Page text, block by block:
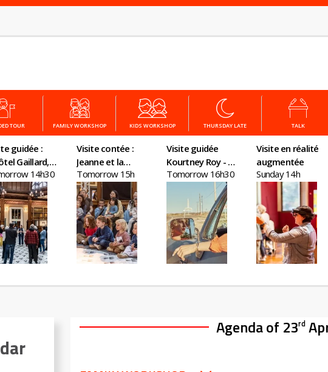
TOUR FAMILY WORKSHOP KIDS WORKSHOP THURSDAY LATE TALK
guidée :
Gaillard,
en
Paris
14h30
Visite contée :
Jeanne et la
quête du remède
magique
Tomorrow 15h
Visite guidée
Kourtney Roy - All
Inclusive
Tomorrow 16h30
Visite en réalité
augmentée
Sunday 14h
Agenda of 23rd